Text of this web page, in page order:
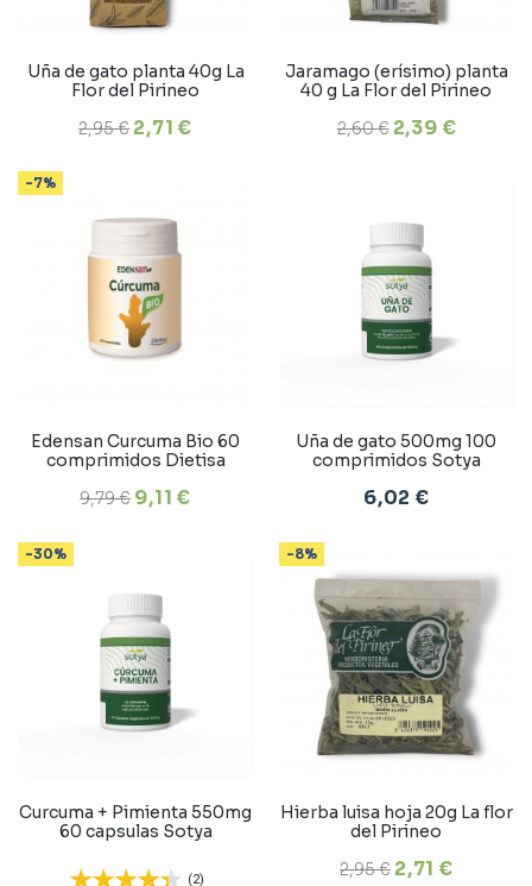
Uña de gato planta 40g La
Flor del Pirineo
2,95 € 2,71 €
Jaramago (erísimo) planta
40 g La Flor del Pirineo
2,60 € 2,39 €
-7%
Edensan Curcuma Bio 60
comprimidos Dietisa
9,79 € 9,11 €
Uña de gato 500mg 100
comprimidos Sotya
6,02 €
-30%
Curcuma + Pimienta 550mg
60 capsulas Sotya
(2)
-8%
Hierba luisa hoja 20g La flor
del Pirineo
2,95 € 2,71 €